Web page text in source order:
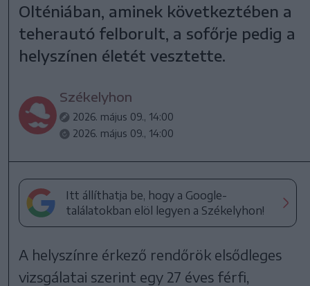
Olténiában, aminek következtében a
teherautó felborult, a sofőrje pedig a
helyszínen életét vesztette.
Székelyhon
2026. május 09., 14:00
2026. május 09., 14:00
Itt állíthatja be, hogy a Google-
találatokban elöl legyen a Székelyhon!
A helyszínre érkező rendőrök elsődleges
vizsgálatai szerint egy 27 éves férfi,